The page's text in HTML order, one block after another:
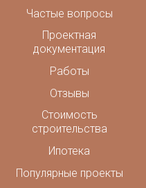
Частые вопросы
Проектная
документация
Работы
Отзывы
Стоимость
строительства
Ипотека
Популярные проекты